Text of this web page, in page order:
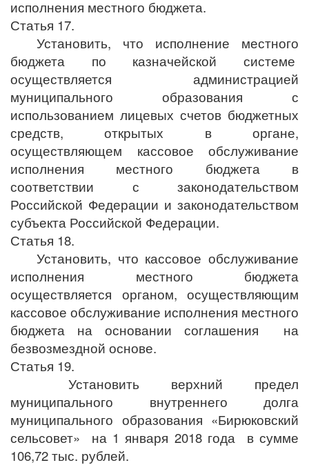
исполнения местного бюджета.
Статья 17.
Установить, что исполнение местного
бюджета по казначейской системе
осуществляется администрацией
муниципального образования с
использованием лицевых счетов бюджетных
средств, открытых в органе,
осуществляющем кассовое обслуживание
исполнения местного бюджета в
соответствии с законодательством
Российской Федерации и законодательством
субъекта Российской Федерации.
Статья 18.
Установить, что кассовое обслуживание
исполнения местного бюджета
осуществляется органом, осуществляющим
кассовое обслуживание исполнения местного
бюджета на основании соглашения на
безвозмездной основе.
Статья 19.
Установить верхний предел
муниципального внутреннего долга
муниципального образования «Бирюковский
сельсовет» на 1 января 2018 года в сумме
106,72 тыс. рублей.